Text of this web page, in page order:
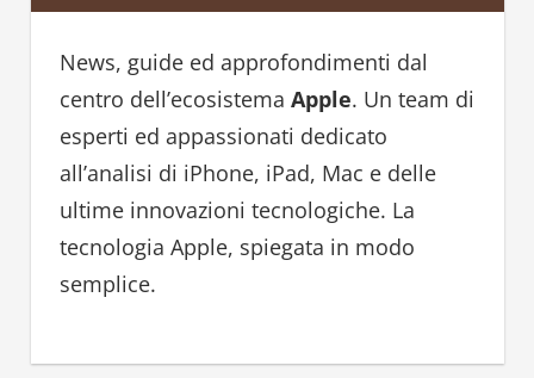
c
News, guide ed approfondimenti dal
centro dell’ecosistema Apple. Un team di
esperti ed appassionati dedicato
all’analisi di iPhone, iPad, Mac e delle
ultime innovazioni tecnologiche. La
tecnologia Apple, spiegata in modo
semplice.